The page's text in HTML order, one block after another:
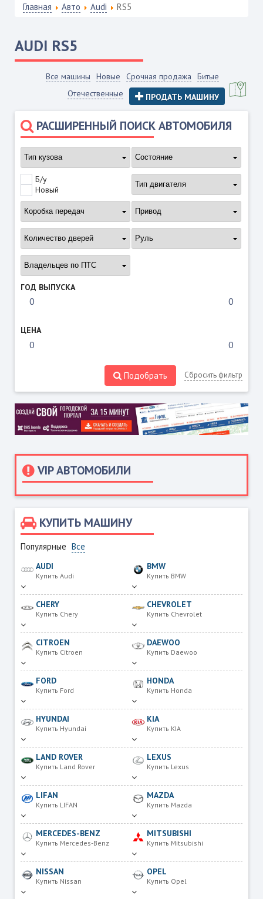
Главная Авто Audi RS5
VIP АВТОМОБИЛИ
КУПИТЬ МАШИНУ
Популярные Все
AUDI
Купить Audi
BMW
Купить BMW
CHERY
Купить Chery
CHEVROLET
Купить Chevrolet
CITROEN
Купить Citroen
DAEWOO
Купить Daewoo
FORD
Купить Ford
HONDA
Купить Honda
HYUNDAI
Купить Hyundai
KIA
Купить KIA
LAND ROVER
Купить Land Rover
LEXUS
Купить Lexus
LIFAN
Купить LIFAN
MAZDA
Купить Mazda
MERCEDES-BENZ
Купить Mercedes-Benz
MITSUBISHI
Купить Mitsubishi
NISSAN
Купить Nissan
OPEL
Купить Opel
AUDI RS5
Все машины Новые Срочная продажа
Битые
Отечественные
ПРОДАТЬ МАШИНУ
РАСШИРЕННЫЙ ПОИСК АВТОМОБИЛЯ
Б/у
Новый
ГОД ВЫПУСКА
ЦЕНА
Подобрать Сбросить фильтр